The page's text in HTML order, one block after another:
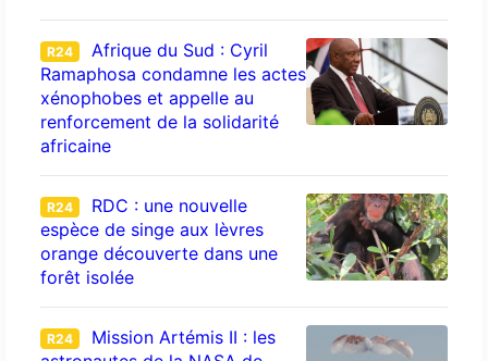
R24
Afrique du Sud : Cyril
Ramaphosa condamne les actes
xénophobes et appelle au
renforcement de la solidarité
africaine
R24
RDC : une nouvelle
espèce de singe aux lèvres
orange découverte dans une
forêt isolée
R24
Mission Artémis II : les